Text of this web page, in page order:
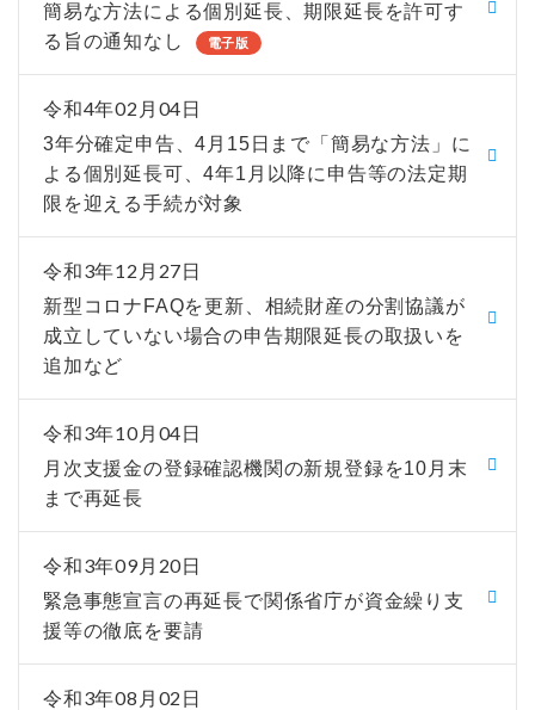
簡易な方法による個別延長、期限延長を許可す
る旨の通知なし
電子版
令和4年02月04日
3年分確定申告、4月15日まで「簡易な方法」に
よる個別延長可、4年1月以降に申告等の法定期
限を迎える手続が対象
令和3年12月27日
新型コロナFAQを更新、相続財産の分割協議が
成立していない場合の申告期限延長の取扱いを
追加など
令和3年10月04日
月次支援金の登録確認機関の新規登録を10月末
まで再延長
令和3年09月20日
緊急事態宣言の再延長で関係省庁が資金繰り支
援等の徹底を要請
令和3年08月02日